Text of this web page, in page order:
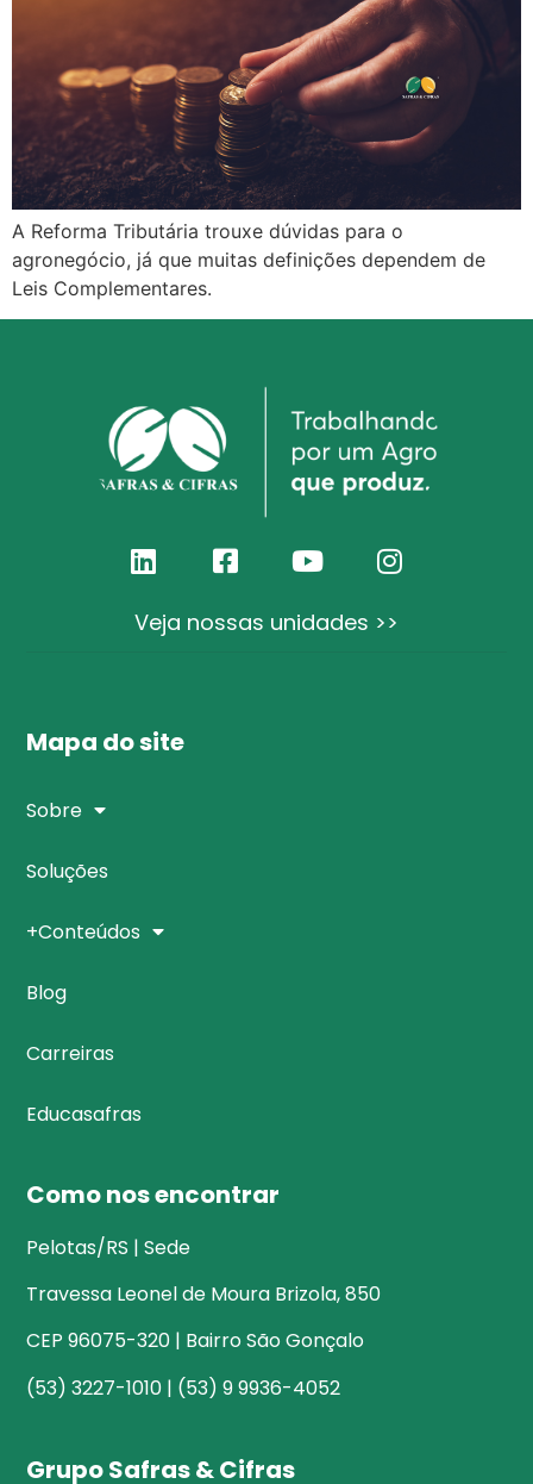
A Reforma Tributária trouxe dúvidas para o
agronegócio, já que muitas definições dependem de
Leis Complementares.
Veja nossas unidades >>
Mapa do site
Sobre
Soluções
+Conteúdos
Blog
Carreiras
Educasafras
Como nos encontrar
Pelotas/RS | Sede
Travessa Leonel de Moura Brizola, 850
CEP 96075-320 | Bairro São Gonçalo
(53) 3227-1010 | (53) 9 9936-4052
Grupo Safras & Cifras